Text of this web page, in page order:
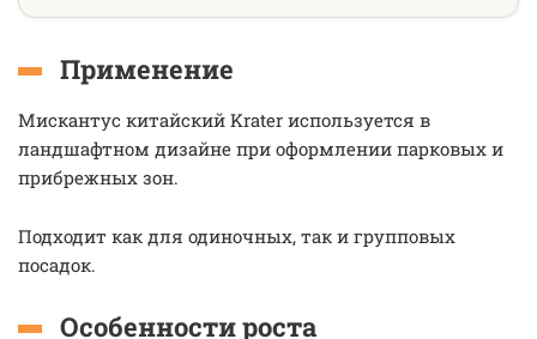
Применение
Мискантус китайский Krater используется в
ландшафтном дизайне при оформлении парковых и
прибрежных зон.
Подходит как для одиночных, так и групповых
посадок.
Особенности роста